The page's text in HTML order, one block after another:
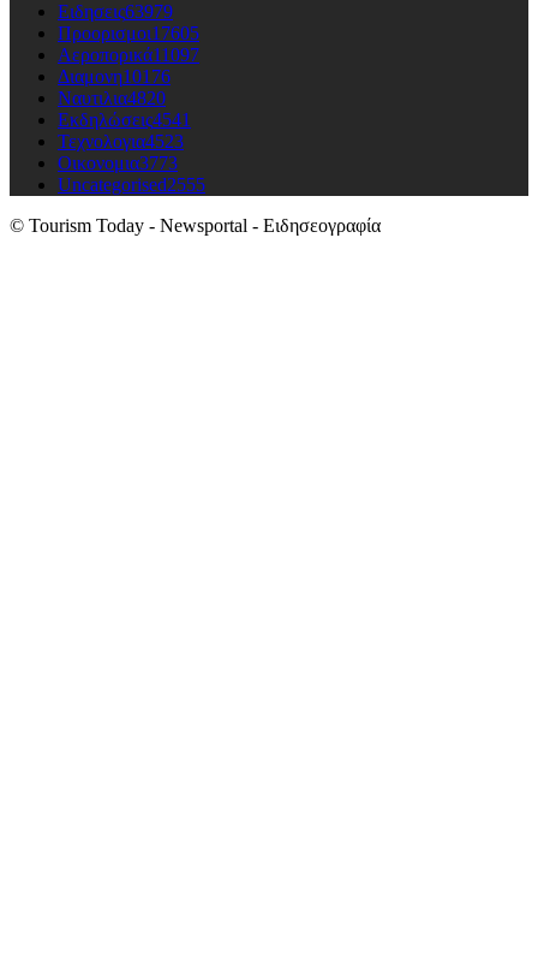
Ειδησεις63979
Προορισμοι17605
Αεροπορικά11097
Διαμονη10176
Ναυτιλια4820
Εκδηλώσεις4541
Τεχνολογια4523
Οικονομια3773
Uncategorised2555
© Tourism Today - Newsportal - Ειδησεογραφία